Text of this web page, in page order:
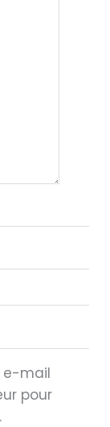
e-mail
pour